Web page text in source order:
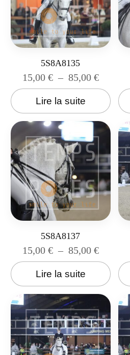
5S8A8135
15,00 € – 85,00 €
Lire la suite
5S8A8137
15,00 € – 85,00 €
Lire la suite